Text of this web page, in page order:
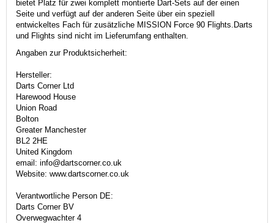
bietet Platz für zwei komplett montierte Dart-Sets auf der einen
Seite und verfügt auf der anderen Seite über ein speziell
entwickeltes Fach für zusätzliche MISSION Force 90 Flights. Darts
und Flights sind nicht im Lieferumfang enthalten.
Angaben zur Produktsicherheit:
Hersteller:
Darts Corner Ltd
Harewood House
Union Road
Bolton
Greater Manchester
BL2 2HE
United Kingdom
email: info@dartscorner.co.uk
Website: www.dartscorner.co.uk
Verantwortliche Person DE:
Darts Corner BV
Overwegwachter 4